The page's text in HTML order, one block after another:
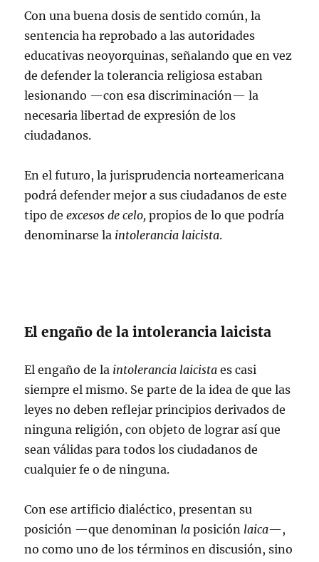
Con una buena dosis de sentido común, la
sentencia ha reprobado a las autoridades
educativas neoyorquinas, señalando que en vez
de defender la tolerancia religiosa estaban
lesionando —con esa discriminación— la
necesaria libertad de expresión de los
ciudadanos.
En el futuro, la jurisprudencia norteamericana
podrá defender mejor a sus ciudadanos de este
tipo deexcesos de celo, propios de lo que podría
denominarse la intolerancia laicista.
El engaño de la intolerancia laicista
El engaño de la intolerancia laicista es casi
siempre el mismo. Se parte de la idea de que las
leyes no deben reflejar principios derivados de
ninguna religión, con objeto de lograr así que
sean válidas para todos los ciudadanos de
cualquier fe o de ninguna.
Con ese artificio dialéctico, presentan su
posición —que denominan la posición laica—,
no como uno de los términos en discusión, sino